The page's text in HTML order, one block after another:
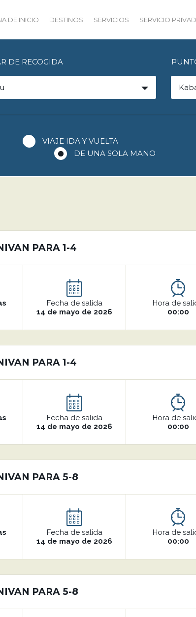
DE INICIO DESTINOS SERVICIOS SERVICIO
DE RECOGIDA
VIAJE IDA Y VUELTA
DE UNA SOLA MANO
PARA 1-4
Fecha de salida
14 de mayo de 2026
Hora de
00:00
PARA 1-4
Fecha de salida
14 de mayo de 2026
Hora de
00:00
PARA 5-8
Fecha de salida
14 de mayo de 2026
Hora de
00:00
PARA 5-8